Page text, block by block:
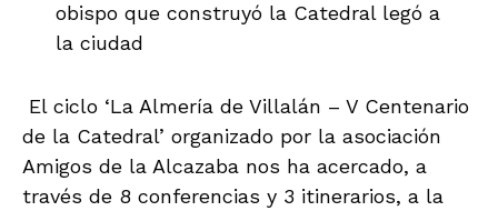
obispo que construyó la Catedral legó a
la ciudad
El ciclo ‘La Almería de Villalán – V Centenario
de la Catedral’ organizado por la asociación
Amigos de la Alcazaba nos ha acercado, a
través de 8 conferencias y 3 itinerarios, a la